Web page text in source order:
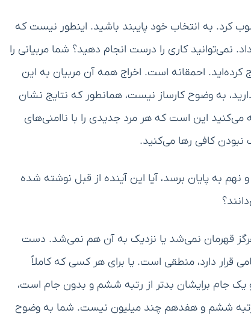
کرد. به انتخاب خود پایبند باشید. اینطور نیست که
نمی‌توانید کاری را درست انجام دهید؟ شما مربیانی را
کرده‌اید. احمقانه است. اخراج همه آن مربیان به این
به وضوح کارساز نیست، همانطور که نتایج نشان
این است که هر مرد جدیدی را با ناامنی‌های
کافی رها می‌کنید.
نهم به پایان برسد، آیا این آینده از قبل نوشته شده
هرگز قهرمان نمی‌شد یا نزدیک به آن هم نمی‌شد. دست
قرار دارد، منطقی است. یا برای هر کسی که کاملاً
یک جام برایشان بدتر از رتبه ششم و بدون جام است،
رتبه ششم و هفدهم چند میلیون نیست. شما به وضوح